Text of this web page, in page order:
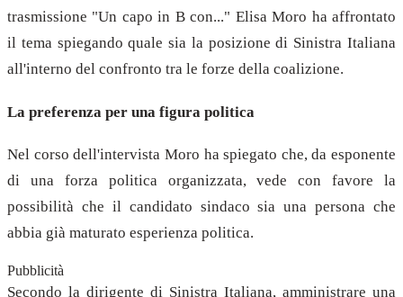
trasmissione "Un capo in B con..." Elisa Moro ha affrontato
il tema spiegando quale sia la posizione di Sinistra Italiana
all'interno del confronto tra le forze della coalizione.
La preferenza per una figura politica
Nel corso dell'intervista Moro ha spiegato che, da esponente
di una forza politica organizzata, vede con favore la
possibilità che il candidato sindaco sia una persona che
abbia già maturato esperienza politica.
Pubblicità
Secondo la dirigente di Sinistra Italiana, amministrare una